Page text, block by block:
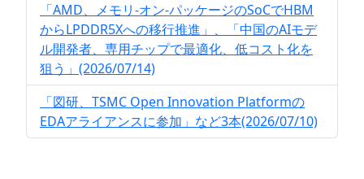
「AMD、メモリ-オン-パッケージのSoCでHBM
からLPDDR5Xへの移行推進」、「中国のAIモデ
ル開発者、専用チップで最適化、低コスト化を
狙う」(2026/07/14)
「図研、TSMC Open Innovation Platformの
EDAアライアンスに参加」など3本(2026/07/10)